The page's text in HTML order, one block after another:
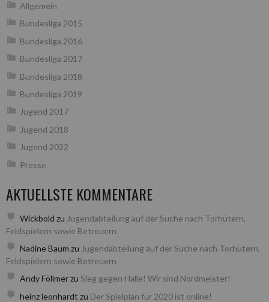
Allgemein
Bundesliga 2015
Bundesliga 2016
Bundesliga 2017
Bundesliga 2018
Bundesliga 2019
Jugend 2017
Jugend 2018
Jugend 2022
Presse
AKTUELLSTE KOMMENTARE
Wickbold zu Jugendabteilung auf der Suche nach Torhütern,
Feldspielern sowie Betreuern
Nadine Baum zu Jugendabteilung auf der Suche nach Torhütern,
Feldspielern sowie Betreuern
Andy Föllmerzu Sieg gegen Halle! Wir sind Nordmeister!
heinz leonhardt zu Der Spielplan für 2020 ist online!